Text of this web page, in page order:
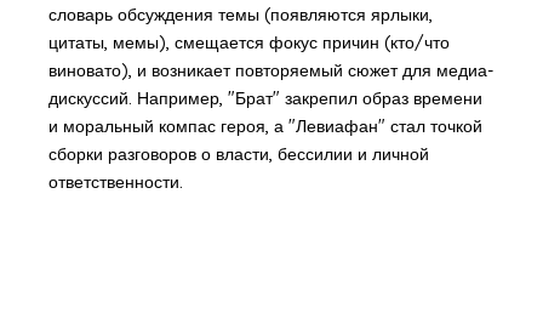
словарь обсуждения темы (появляются ярлыки,
цитаты, мемы), смещается фокус причин (кто/что
виновато), и возникает повторяемый сюжет для медиа-
дискуссий. Например, "Брат" закрепил образ времени
и моральный компас героя, а "Левиафан" стал точкой
сборки разговоров о власти, бессилии и личной
ответственности.